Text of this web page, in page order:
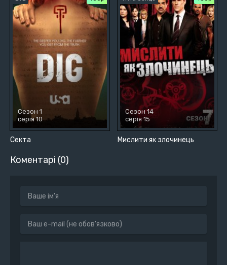
Секта
Сезон 1
серія 10
Мислити як злочинець
Сезон 14
серія 15
Коментарі (0)